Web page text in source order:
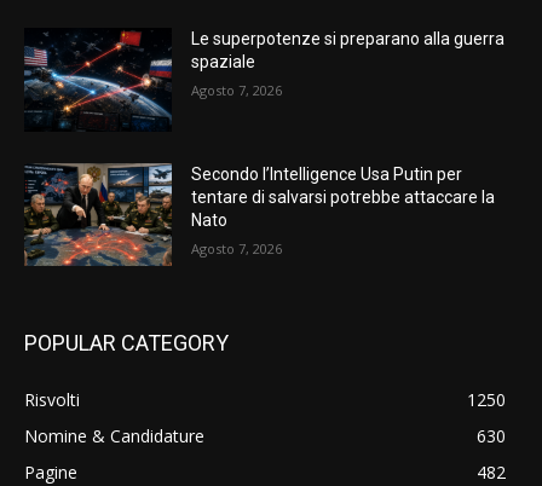
Le superpotenze si preparano alla guerra
spaziale
Agosto 7, 2026
Secondo l’Intelligence Usa Putin per
tentare di salvarsi potrebbe attaccare la
Nato
Agosto 7, 2026
POPULAR CATEGORY
Risvolti
1250
Nomine & Candidature
630
Pagine
482